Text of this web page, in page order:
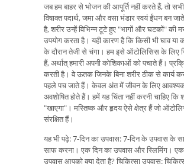
जब हम बाहर से भोजन की आपूर्ति नहीं करते हैं, तो
विषाक्त पदार्थ, जमा और वसा भंडार स्वयं ईंधन बन
है, शरीर उन्हें विभिन्न टूटे हुए "भागों और घटकों" की
उपयोग करता है। यही कारण है कि किसी भी घाव या
के दौरान तेजी से चंगा। हम इसे ऑटोलिसिस के लिए
हैं, अर्थात् हमारी अपनी कोशिकाओं को पचाते हैं।
करती है। वे ऊतक जिनके बिना शरीर ठीक से कार्य
पहले पच जाते हैं। केवल अंत में जीवन के लिए आवश्यक
अवशोषित होते हैं। हमें यह चिंता नहीं करनी चाहिए कि
"खाएगा"। मस्तिष्क और हृदय ऐसे क्षेत्र हैं जो
संरक्षित हैं।
यह भी पढ़े: 7-दिन का उपवास: 7-दिन के उपवास के
साफ करना। एक दिन का उपवास और स्लिमिंग। एक
उपवास आपको क्या देता है? चिकित्सा उपवास: